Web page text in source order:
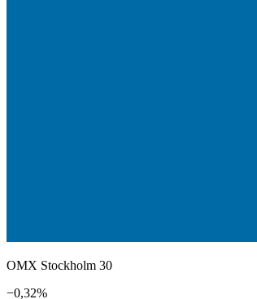
OMX Stockholm 30
−0,32%